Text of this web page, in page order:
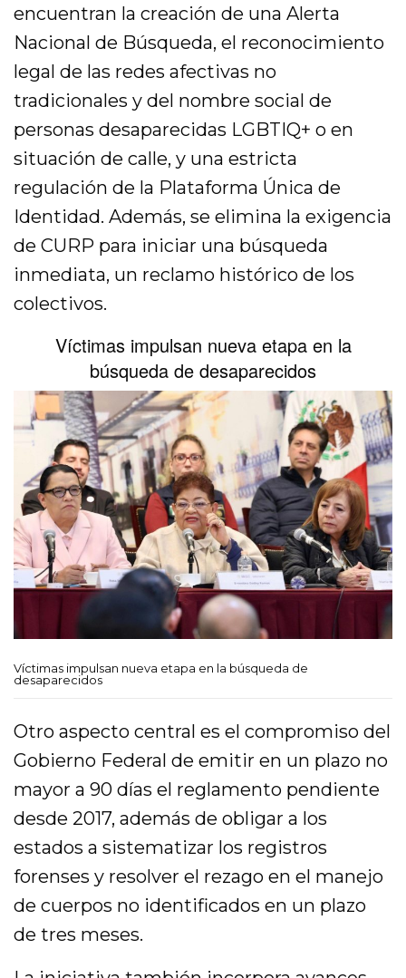
encuentran la creación de una Alerta
Nacional de Búsqueda, el reconocimiento
legal de las redes afectivas no
tradicionales y del nombre social de
personas desaparecidas LGBTIQ+ o en
situación de calle, y una estricta
regulación de la Plataforma Única de
Identidad. Además, se elimina la exigencia
de CURP para iniciar una búsqueda
inmediata, un reclamo histórico de los
colectivos.
Víctimas impulsan nueva etapa en la
búsqueda de desaparecidos
Víctimas impulsan nueva etapa en la búsqueda de
desaparecidos
Otro aspecto central es el compromiso del
Gobierno Federal de emitir en un plazo no
mayor a 90 días el reglamento pendiente
desde 2017, además de obligar a los
estados a sistematizar los registros
forenses y resolver el rezago en el manejo
de cuerpos no identificados en un plazo
de tres meses.